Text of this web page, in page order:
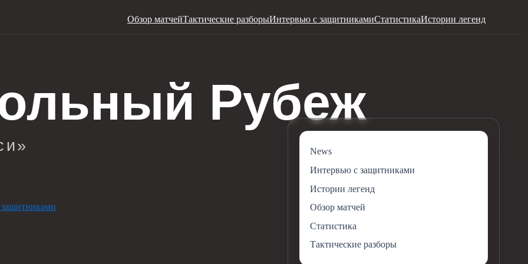
Обзор матчейТактические разборыИнтервью с защитникамиСтатистикаИстории легенд
News
Интервью с защитниками
Истории легенд
Обзор матчей
Статистика
Тактические разборы